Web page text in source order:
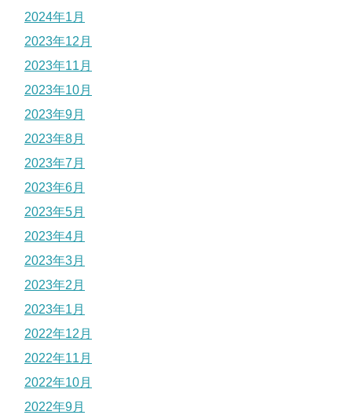
2024年1月
2023年12月
2023年11月
2023年10月
2023年9月
2023年8月
2023年7月
2023年6月
2023年5月
2023年4月
2023年3月
2023年2月
2023年1月
2022年12月
2022年11月
2022年10月
2022年9月